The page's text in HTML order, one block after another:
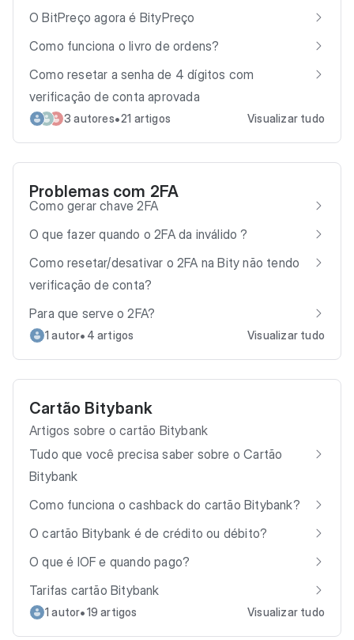
O BitPreço agora é BityPreço
Como funciona o livro de ordens?
Como resetar a senha de 4 dígitos com
verificação de conta aprovada
3 autores•21 artigos Visualizar tudo
Problemas com 2FA
Como gerar chave 2FA
O que fazer quando o 2FA da inválido ?
Como resetar/desativar o 2FA na Bity não tendo
verificação de conta?
Para que serve o 2FA?
1 autor• 4 artigos Visualizar tudo
Cartão Bitybank
Artigos sobre o cartão Bitybank
Tudo que você precisa saber sobre o Cartão
Bitybank
Como funciona o cashback do cartão Bitybank?
O cartão Bitybank é de crédito ou débito?
O que é IOF e quando pago?
Tarifas cartão Bitybank
1 autor•19 artigos Visualizar tudo